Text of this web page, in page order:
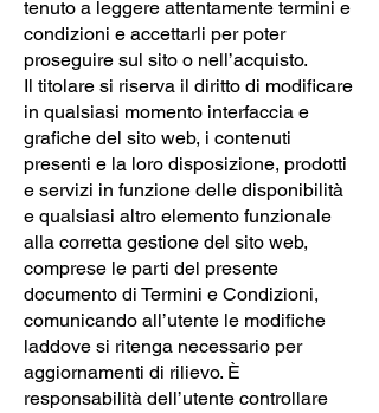
tenuto a leggere attentamente termini e
condizioni e accettarli per poter
proseguire sul sito o nell’acquisto.
Il titolare si riserva il diritto di modificare
in qualsiasi momento interfaccia e
grafiche del sito web, i contenuti
presenti e la loro disposizione, prodotti
e servizi in funzione delle disponibilità
e qualsiasi altro elemento funzionale
alla corretta gestione del sito web,
comprese le parti del presente
documento di Termini e Condizioni,
comunicando all’utente le modifiche
laddove si ritenga necessario per
aggiornamenti di rilievo. È
responsabilità dell’utente controllare